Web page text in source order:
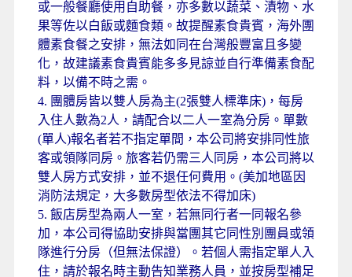
美加團體報名前貼心提醒與建議:
1. 本公司對同等級之飯店間入住選擇有最終決定之
權利。
2. 航空公司座位安排：本行程全程使用『團體經濟
艙』機票，不適用於出發前預先選位，也無法事先
確認座位相關需求（如，靠窗、靠走道..等），且
座位安排乃依英文姓名依序排列，同行者有可能無
法安排在一起，敬請參團貴賓了解。